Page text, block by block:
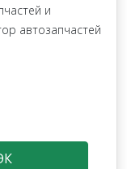
и
автозапчастей